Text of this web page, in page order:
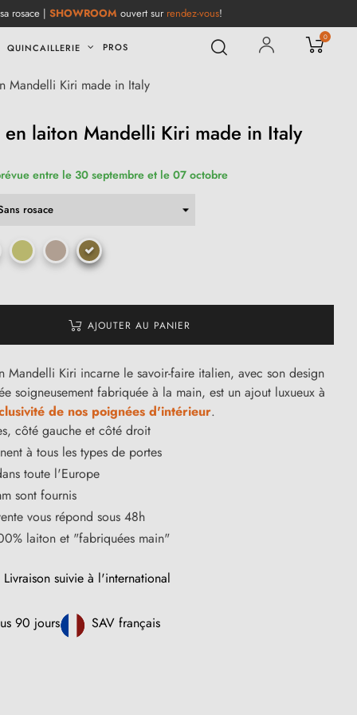
rosace | SHOWROOM ouvert sur rendez-vous!
QUINCAILLERIE PROS
0
Mandelli Kiri made in Italy
laiton Mandelli Kiri made in Italy
entre le 30 septembre et le 07 octobre
AJOUTER AU PANIER
Mandelli Kiri incarne le savoir-faire italien, avec son design
soigneusement fabriquée à la main, est un ajout luxueux à
de nos poignées d'intérieur.
côté gauche et côté droit
à tous les types de portes
toute l'Europe
sont fournis
vous répond sous 48h
laiton et "fabriquées main"
Livraison suivie à l'international
90 jours SAV français